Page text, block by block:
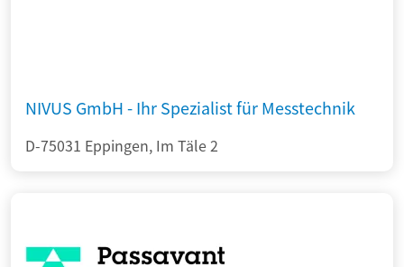
NIVUS GmbH - Ihr Spezialist für Messtechnik
D-75031 Eppingen, Im Täle 2